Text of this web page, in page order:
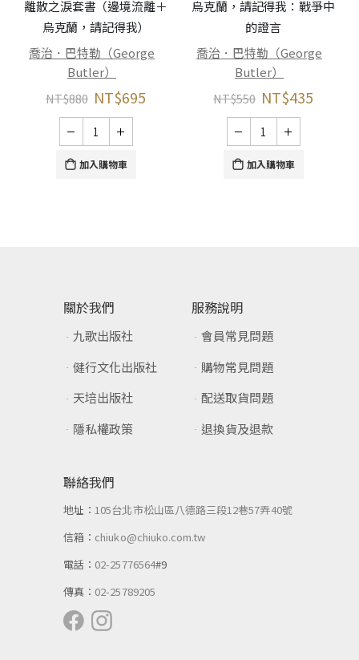
離散之淚套書（邊境流離＋
烏克蘭，請記得我）
喬治．巴特勒（George
Butler）
NT$880 NT$695
加入購物車
烏克蘭，請記得我：戰爭中
的證言
喬治．巴特勒（George
Butler）
NT$550 NT$435
加入購物車
關於我們
九歌出版社
健行文化出版社
天培出版社
隱私權政策
服務說明
會員常見問題
購物常見問題
配送取貨問題
退換貨及退款
聯絡我們
地址：105台北市松山區八德路三段12巷57弄40號
信箱： chiuko@chiuko.com.tw
電話： 02-25776564#9
傳真： 02-25789205